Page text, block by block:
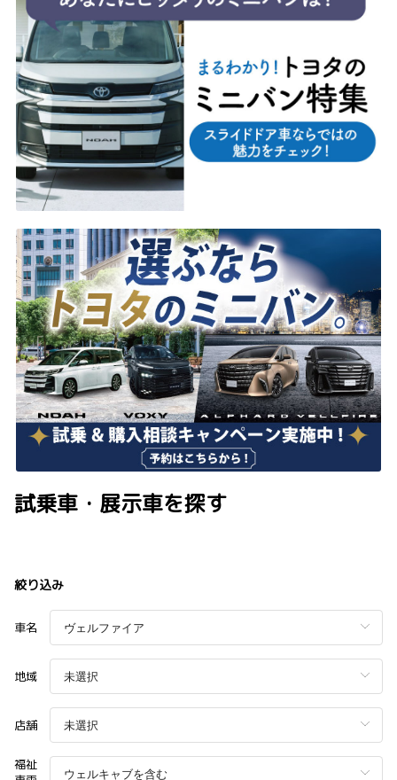
試乗車・展示車を探す
絞り込み
車名
地域
店舗
福祉